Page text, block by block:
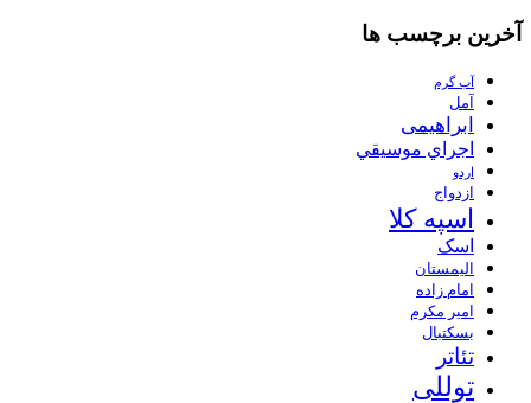
آخرین برچسب ها
آب گرم
آمل
ابراهیمی
اجراي موسيقي
اردو
ازدواج
اسپه کلا
اسک
الیمستان
امام زاده
امیر مکرم
بسکتبال
تئاتر
توللی